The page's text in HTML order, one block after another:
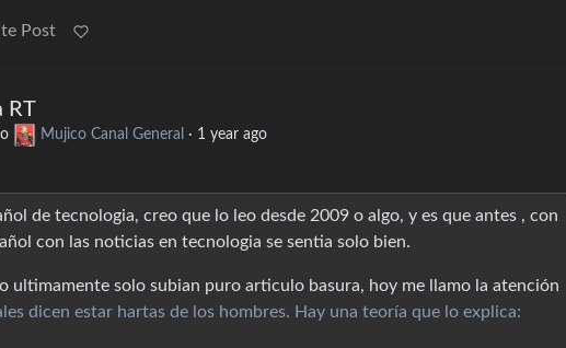
Post
RT
Mujico Canal General · 1 year ago
de tecnologia, creo que lo leo desde 2009 o algo, y es que antes , con
con las noticias en tecnologia se sentia solo bien.
ultimamente solo subian puro articulo basura, hoy me llamo la atención
dicen estar hartas de los hombres. Hay una teoría que lo explica: